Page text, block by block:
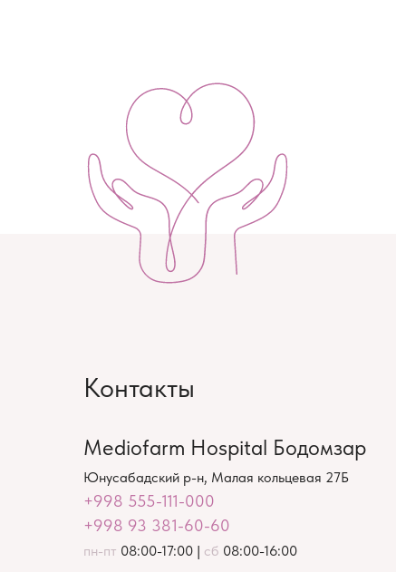
Контакты
Mediofarm Hospital Бодомзар
Юнусабадский р-н, Малая кольцевая 27Б
+998 555-111-000
+998 93 381-60-60
пн-пт 08:00-17:00 | сб 08:00-16:00